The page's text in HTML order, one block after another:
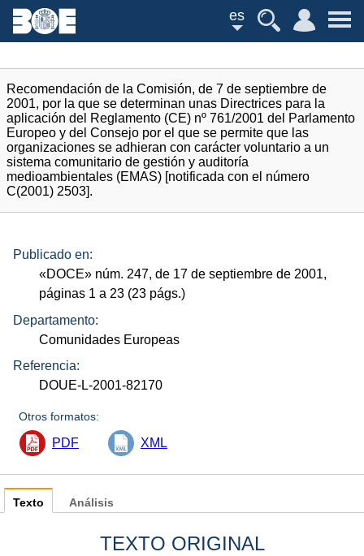
es
Recomendación de la Comisión, de 7 de septiembre de
2001, por la que se determinan unas Directrices para la
aplicación del Reglamento (CE) nº 761/2001 del Parlamento
Europeo y del Consejo por el que se permite que las
organizaciones se adhieran con carácter voluntario a un
sistema comunitario de gestión y auditoría
medioambientales (EMAS) [notificada con el número
C(2001) 2503].
Publicado en:
«DOCE» núm. 247, de 17 de septiembre de 2001,
páginas 1 a 23 (23 págs.)
Departamento:
Comunidades Europeas
Referencia:
DOUE-L-2001-82170
Otros formatos:
PDF XML
Texto
TEXTO ORIGINAL
Análisis